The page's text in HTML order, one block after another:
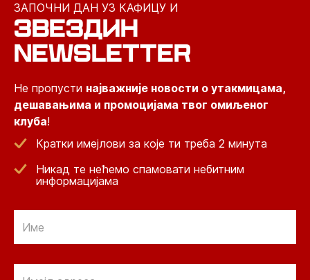
ЗАПОЧНИ ДАН УЗ КАФИЦУ И
ЗВЕЗДИН
NEWSLETTER
Не пропусти најважније новости о утакмицама,
дешавањима и промоцијама твог омиљеног
клуба!
Кратки имејлови за које ти треба 2 минута
Никад те нећемо спамовати небитним
информацијама